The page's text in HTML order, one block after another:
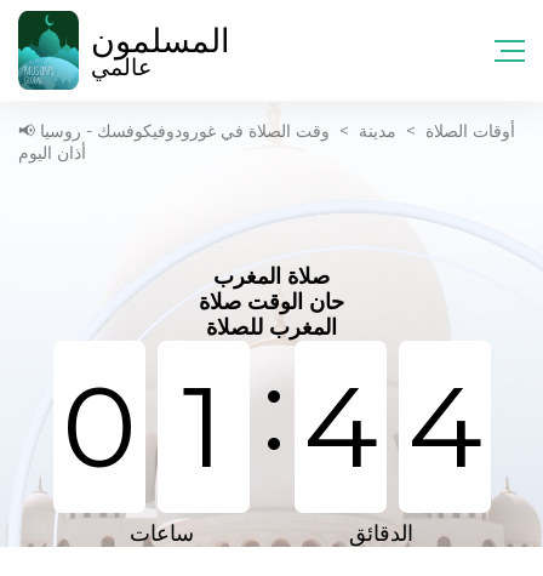
المسلمون
عالمي
أوقات الصلاة > مدينة > وقت الصلاة في غورودوفيكوفسك - روسيا 📢
أذان اليوم
صلاة المغرب
حان الوقت صلاة
المغرب للصلاة
0 1 : 4 4
ساعات الدقائق